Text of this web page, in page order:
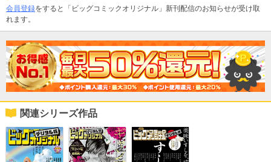
会員登録をすると「ビッグコミックオリジナル」新刊配信のお知らせが受け取
れます。
関連シリーズ作品